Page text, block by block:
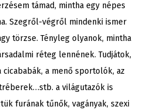
támad, mintha egy népes
Szegről-végről mindenki ismer
törzse. Tényleg olyanok, mintha
réteg lennének. Tudjátok,
cicababák, a menő sportolók, az
a világutazók is
furának tűnők, vagányak, szexi